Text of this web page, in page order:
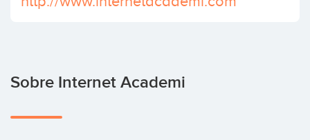
Sobre Internet Academi